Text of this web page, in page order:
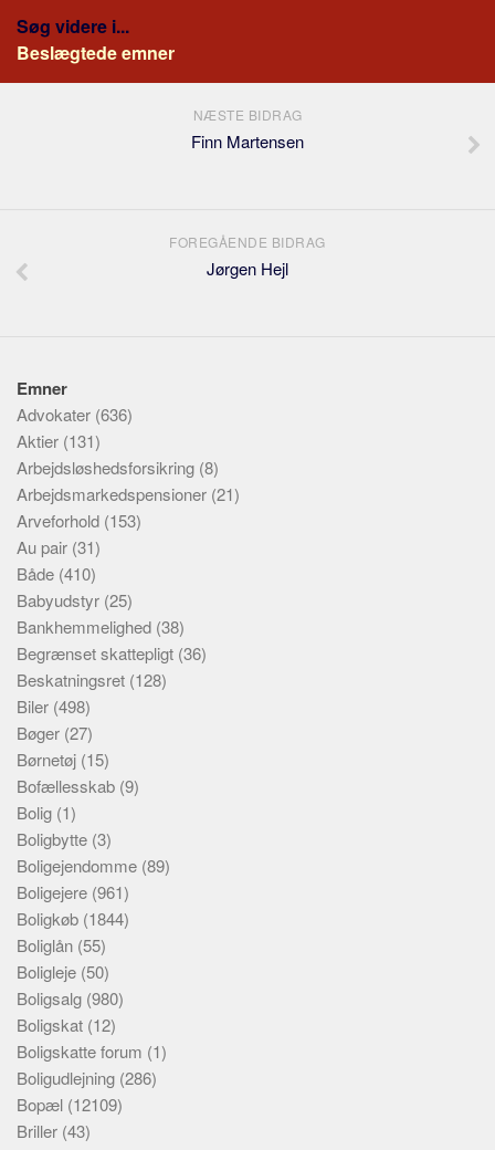
Hjælp
Søg videre i...
Beslægtede emner
NÆSTE BIDRAG
Finn Martensen
FOREGÅENDE BIDRAG
Jørgen Hejl
Emner
Advokater (636)
Aktier (131)
Arbejdsløshedsforsikring (8)
Arbejdsmarkedspensioner (21)
Arveforhold (153)
Au pair (31)
Både (410)
Babyudstyr (25)
Bankhemmelighed (38)
Begrænset skattepligt (36)
Beskatningsret (128)
Biler (498)
Bøger (27)
Børnetøj (15)
Bofællesskab (9)
Bolig (1)
Boligbytte (3)
Boligejendomme (89)
Boligejere (961)
Boligkøb (1844)
Boliglån (55)
Boligleje (50)
Boligsalg (980)
Boligskat (12)
Boligskatte forum (1)
Boligudlejning (286)
Bopæl (12109)
Briller (43)